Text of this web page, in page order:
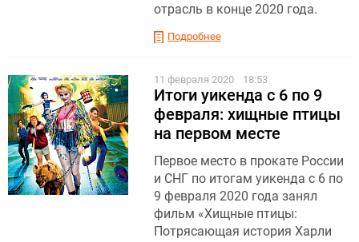
отрасль в конце 2020 года.
Подробнее
11 февраля 2020 18:53
Итоги уикенда с 6 по 9
февраля: хищные птицы
на первом месте
Первое место в прокате России
и СНГ по итогам уикенда с 6 по
9 февраля 2020 года занял
фильм «Хищные птицы:
Потрясающая история Харли